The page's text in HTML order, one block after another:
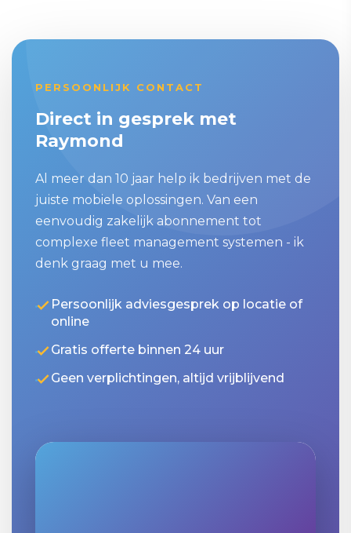
PERSOONLIJK CONTACT
Direct in gesprek met
Raymond
Al meer dan 10 jaar help ik bedrijven met de
juiste mobiele oplossingen. Van een
eenvoudig zakelijk abonnement tot
complexe fleet management systemen - ik
denk graag met u mee.
Persoonlijk adviesgesprek op locatie of
online
Gratis offerte binnen 24 uur
Geen verplichtingen, altijd vrijblijvend